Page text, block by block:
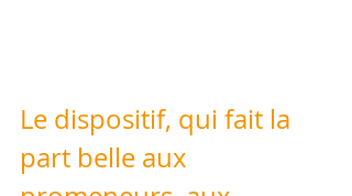
Le dispositif, qui fait la
part belle aux